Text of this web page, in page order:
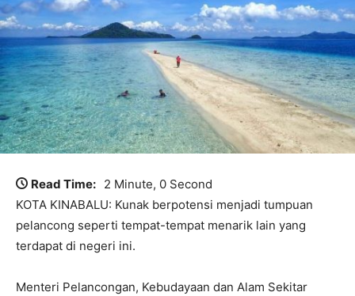
Read Time: 2 Minute, 0 Second
KOTA KINABALU: Kunak berpotensi menjadi tumpuan
pelancong seperti tempat-tempat menarik lain yang
terdapat di negeri ini.
Menteri Pelancongan, Kebudayaan dan Alam Sekitar